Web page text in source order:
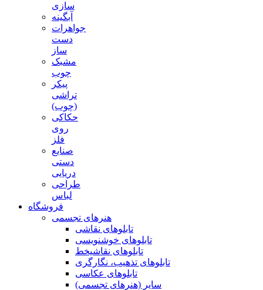
سازی
آبگینه
جواهرات
دست
ساز
مشبک
چوب
پیکر
تراشی
(چوب)
حکاکی
روی
فلز
صنایع
دستی
دریایی
طراحی
لباس
فروشگاه
هنرهای تجسمی
تابلوهای نقاشی
تابلوهای خوشنویسی
تابلوهای نقاشیخط
تابلوهای تذهیب، نگارگری
تابلوهای عکاسی
سایر (هنرهای تجسمی)